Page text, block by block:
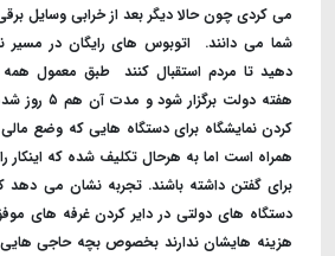
می کردی چون حالا دیگر بعد از خرابی وسایل برقی
شما می دانند. ‌ اتوبوس های رایگان در مسیر
دهید تا مردم استقبال کنند ‌ طبق معمول همه
هفته دولت
کردن نمایشگاه برای دستگاه هایی که وضع
همراه است اما به هرحال تکلیف شده که اینکار
برای گفتن داشته باشند. ‌تجربه نشان می دهد
دستگاه های دولتی در دایر کردن غرفه های
هزینه هایشان ندارند بخصوص بچه حاجی